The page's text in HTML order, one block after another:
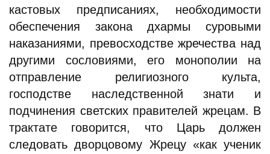
кастовых предписаниях, необходимости
обеспечения закона дхармы суровыми
наказаниями, превосходстве жречества над
другими сословиями, его монополии на
отправление религиозного культа,
господстве наследственной знати и
подчинения светских правителей жрецам. В
трактате говорится, что Царь должен
следовать дворцовому Жрецу «как ученик